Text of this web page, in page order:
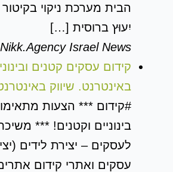
יִעוּץ ברוסית […]
Israel News
קידום עסקים קטנים
באינטרנט. שיווק
#קידום *** הצעות
בינוניים וקטנים! ***
לעסקים – יצירת לידים
עסקים ואתרי קידום